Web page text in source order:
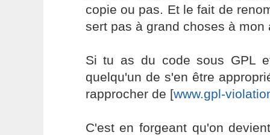
copie ou pas. Et le fait de
sert pas à grand choses à mon
Si tu as du code sous GPL
quelqu'un de s'en être
rapprocher de [www.gpl-
C'est en forgeant qu'on